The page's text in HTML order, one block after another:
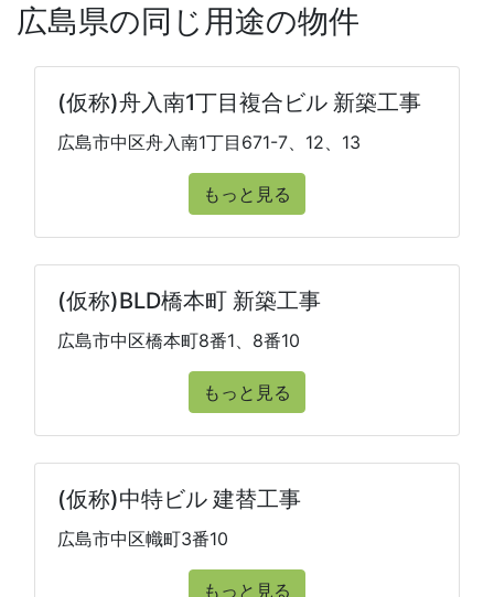
広島県の同じ用途の物件
(仮称)舟入南1丁目複合ビル 新築工事
広島市中区舟入南1丁目671-7、12、13
もっと見る
(仮称)BLD橋本町 新築工事
広島市中区橋本町8番1、8番10
もっと見る
(仮称)中特ビル 建替工事
広島市中区幟町3番10
もっと見る